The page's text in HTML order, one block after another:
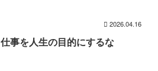
2026.04.16
仕事を人生の目的にするな